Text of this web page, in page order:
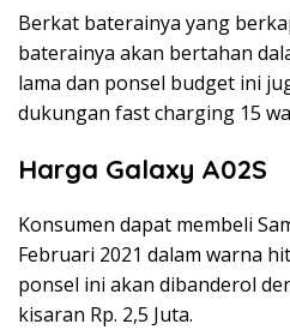
Berkat baterainya yang
baterainya akan bertahan
lama dan ponsel budget ini
dukungan fast charging 15
Harga Galaxy A02S
Konsumen dapat membeli
Februari 2021 dalam warna
ponsel ini akan dibanderol
kisaran Rp. 2,5 Juta.